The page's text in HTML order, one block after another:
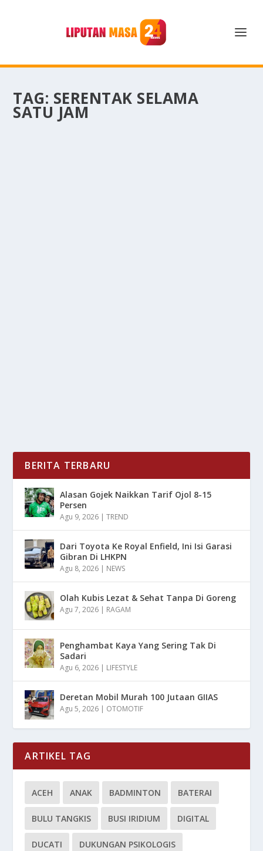
TAG: SERENTAK SELAMA
SATU JAM
BERITA TERBARU
Alasan Gojek Naikkan Tarif Ojol 8-15
Persen
Agu 9, 2026 |TREND
Dari Toyota Ke Royal Enfield, Ini Isi Garasi
Gibran Di LHKPN
Agu 8, 2026 | NEWS
Olah Kubis Lezat & Sehat Tanpa Di Goreng
Agu 7, 2026 | RAGAM
Penghambat Kaya Yang Sering Tak Di
Sadari
Agu 6, 2026 | LIFESTYLE
Deretan Mobil Murah 100 Jutaan GIIAS
Agu 5, 2026 | OTOMOTIF
ARTIKEL TAG
ACEH ANAK BADMINTON BATERAI
BULU TANGKIS BUSI IRIDIUM DIGITAL
DUCATI DUKUNGAN PSIKOLOGIS